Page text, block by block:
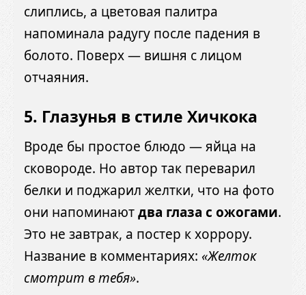
слиплись, а цветовая палитра
напоминала радугу после падения в
болото. Поверх — вишня с лицом
отчаяния.
5. Глазунья в стиле Хичкока
Вроде бы простое блюдо — яйца на
сковороде. Но автор так переварил
белки и поджарил желтки, что на фото
они напоминаютдва глаза с ожогами.
Это не завтрак, а постер к хоррору.
Название в комментариях: «Желток
смотрит в тебя».